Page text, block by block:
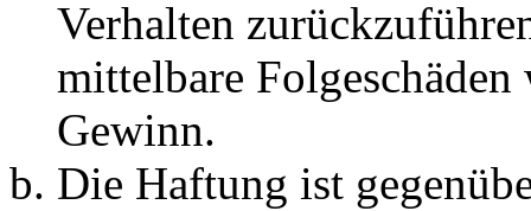
Verhalten
mittelbare Folgeschäden
Gewinn.
Die Haftung ist